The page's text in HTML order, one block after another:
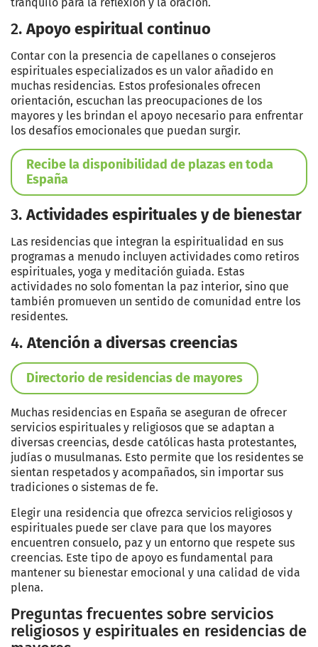
2.Apoyo espiritual continuo
Contar con la presencia de capellanes o consejeros
espirituales especializados es un valor añadido en
muchas residencias. Estos profesionales ofrecen
orientación, escuchan las preocupaciones de los
mayores y les brindan el apoyo necesario para enfrentar
los desafíos emocionales que puedan surgir.
Recibe la disponibilidad de plazas en toda
España
3.Actividades espirituales y de bienestar
Las residencias que integran la espiritualidad en sus
programas a menudo incluyen actividades como retiros
espirituales, yoga y meditación guiada. Estas
actividades no solo fomentan la paz interior, sino que
también promueven un sentido de comunidad entre los
residentes.
4.Atención a diversas creencias
Directorio de residencias de mayores
Muchas residencias en España se aseguran de ofrecer
servicios espirituales y religiosos que se adaptan a
diversas creencias, desde católicas hasta protestantes,
judías o musulmanas. Esto permite que los residentes se
sientan respetados y acompañados, sin importar sus
tradiciones o sistemas de fe.
Elegir una residencia que ofrezca servicios religiosos y
espirituales puede ser clave para que los mayores
encuentren consuelo, paz y un entorno que respete sus
creencias. Este tipo de apoyo es fundamental para
mantener su bienestar emocional y una calidad de vida
plena.
Preguntas frecuentes sobre servicios
religiosos y espirituales en residencias de